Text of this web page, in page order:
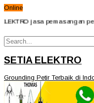
Online
jasa pemasangan
SETIA ELEKTRO
Grounding Petir Terbaik di